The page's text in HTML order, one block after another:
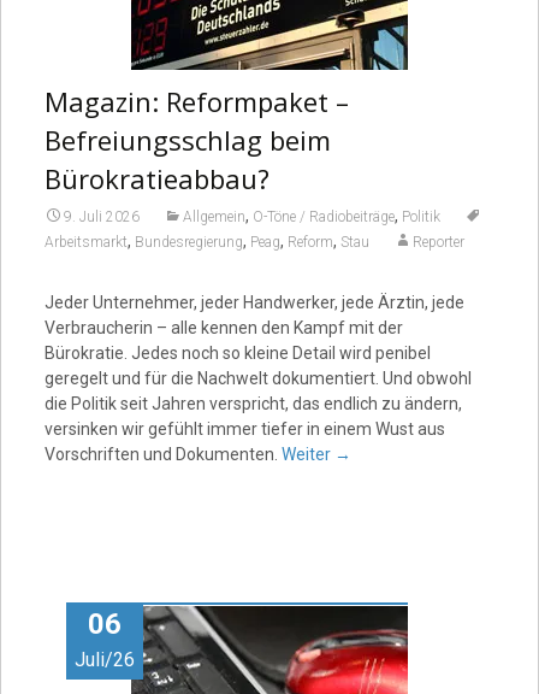
Magazin: Reformpaket –
Befreiungsschlag beim
Bürokratieabbau?
9. Juli 2026 Allgemein, O-Töne / Radiobeiträge, Politik
Arbeitsmarkt, Bundesregierung, Peag, Reform, Stau Reporter
Jeder Unternehmer, jeder Handwerker, jede Ärztin, jede
Verbraucherin – alle kennen den Kampf mit der
Bürokratie. Jedes noch so kleine Detail wird penibel
geregelt und für die Nachwelt dokumentiert. Und obwohl
die Politik seit Jahren verspricht, das endlich zu ändern,
versinken wir gefühlt immer tiefer in einem Wust aus
Vorschriften und Dokumenten. Weiter →
06
Juli/26